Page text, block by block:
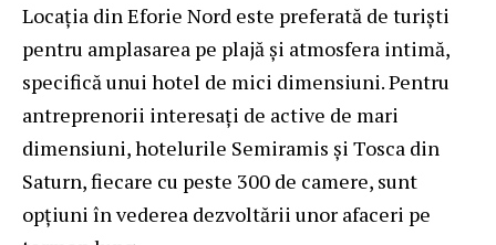
Locația din Eforie Nord este preferată de turiști
pentru amplasarea pe plajă și atmosfera intimă,
specifică unui hotel de mici dimensiuni. Pentru
antreprenorii interesați de active de mari
dimensiuni, hotelurile Semiramis și Tosca din
Saturn, fiecare cu peste 300 de camere, sunt
opțiuni în vederea dezvoltării unor afaceri pe